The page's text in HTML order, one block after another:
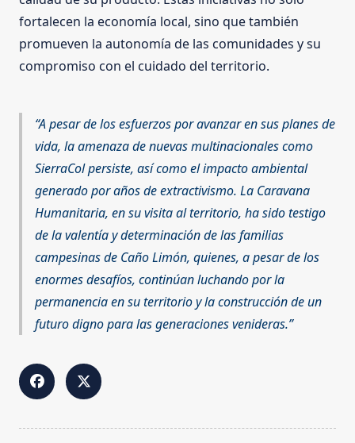
fortalecen la economía local, sino que también
promueven la autonomía de las comunidades y su
compromiso con el cuidado del territorio.
A pesar de los esfuerzos por avanzar en sus planes de
vida, la amenaza de nuevas multinacionales como
SierraCol persiste, así como el impacto ambiental
generado por años de extractivismo. La Caravana
Humanitaria, en su visita al territorio, ha sido testigo
de la valentía y determinación de las familias
campesinas de Caño Limón, quienes, a pesar de los
enormes desafíos, continúan luchando por la
permanencia en su territorio y la construcción de un
futuro digno para las generaciones venideras.